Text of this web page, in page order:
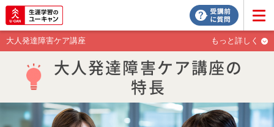
大人発達障害ケア講座 もっと詳しく
大人発達障害ケア講座の
特長